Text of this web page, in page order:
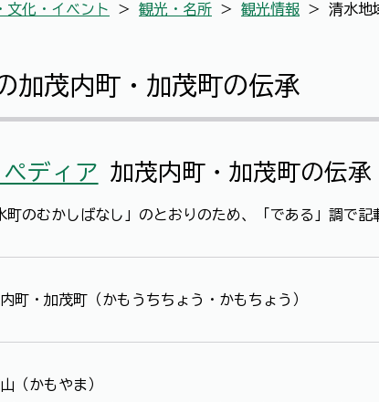
文化・イベント ＞ 観光・名所 ＞ 観光情報 ＞ 清水地
加茂内町・加茂町の伝承
ディア 加茂内町・加茂町の伝承
のむかしばなし」のとおりのため、「である」調で記
町・加茂町（かもうちちょう・かもちょう）
（かもやま）